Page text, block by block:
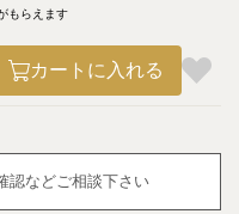
もらえます
カートに入れる
認などご相談下さい